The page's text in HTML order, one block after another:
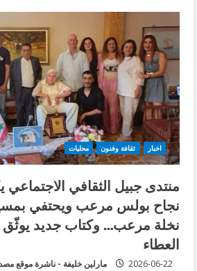
في
الضاحية
الجنوبية:
الموت
لأمريكا…
الموت
لإسرائيل!
اخبار ثقافة وفنون محليات
منتدى جبيل الثقافي الاجتماعي
نجاح بولس مرعب ويحتفي
نخلة مرعب… وكتاب جديد
العطاء
مارلين خليفة - ناشرة موقع 2026-06-22